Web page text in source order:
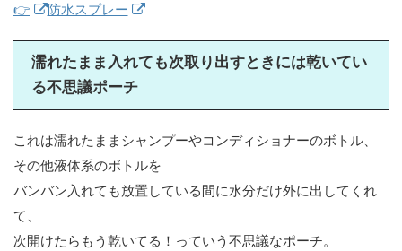
👉 防水スプレー
濡れたまま入れても次取り出すときには乾いてい
る不思議ポーチ
これは濡れたままシャンプーやコンディショナーのボトル、
その他液体系のボトルを
バンバン入れても放置している間に水分だけ外に出してくれ
て、
次開けたらもう乾いてる！っていう不思議なポーチ。